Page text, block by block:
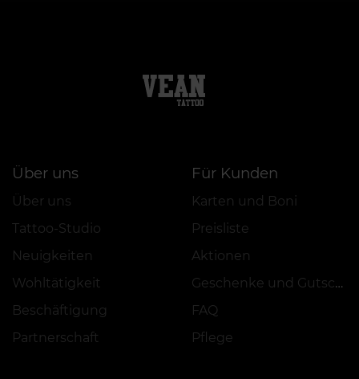
Über uns
Über uns
Tattoo-Studio
Neuigkeiten
Wohltätigkeit
Beschäftigung
Partnerschaft
Für Kunden
Karten und Boni
Preisliste
Aktionen
Geschenke und Gutscheine
FAQ
Pflege